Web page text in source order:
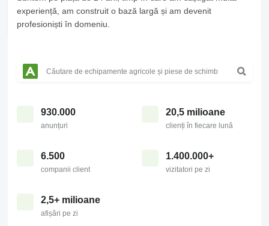
experiență, am construit o bază largă și am devenit
profesioniști în domeniu.
930.000
anunțuri
20,5 milioane
clienți în fiecare lună
6.500
companii client
1.400.000+
vizitatori pe zi
2,5+ milioane
afișări pe zi